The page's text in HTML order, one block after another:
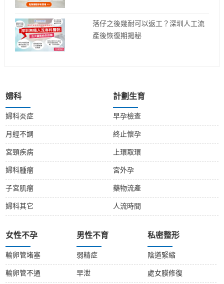
落仔之後幾耐可以返工？深圳人工流
產後恢復期揭秘
婦科
婦科炎症
月經不調
宮頸疾病
婦科腫瘤
子宮肌瘤
婦科其它
計劃生育
早孕檢查
終止懷孕
上環取環
宮外孕
藥物流產
人流時間
女性不孕
輸卵管堵塞
輸卵管不通
男性不育
弱精症
早泄
私密整形
陰道緊縮
處女膜修復